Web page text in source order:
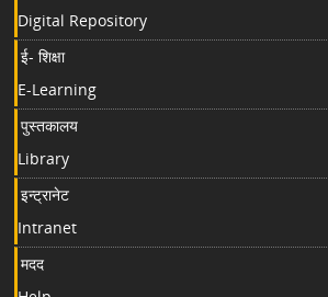
Digital Repository
ई- शिक्षा
E-Learning
पुस्तकालय
Library
इन्ट्रानेट
Intranet
मदद